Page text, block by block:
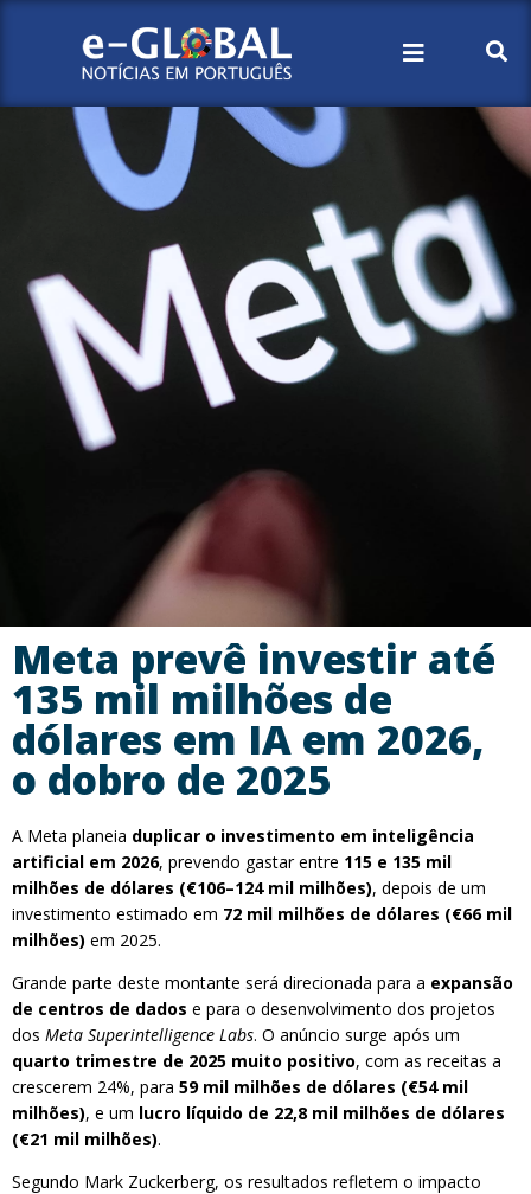
Meta prevê investir até
135 mil milhões de
dólares em IA em 2026,
o dobro de 2025
A Meta planeia duplicar o investimento em inteligência
artificial em 2026, prevendo gastar entre 115 e 135 mil
milhões de dólares (€106–124 mil milhões), depois de um
investimento estimado em 72 mil milhões de dólares (€66 mil
milhões) em 2025.
Grande parte deste montante será direcionada para a expansão
de centros de dados e para o desenvolvimento dos projetos
dos Meta Superintelligence Labs. O anúncio surge após um
quarto trimestre de 2025 muito positivo, com as receitas a
crescerem 24%, para 59 mil milhões de dólares (€54 mil
milhões), e um lucro líquido de 22,8 mil milhões de dólares
(€21 mil milhões).
Segundo Mark Zuckerberg, os resultados refletem o impacto